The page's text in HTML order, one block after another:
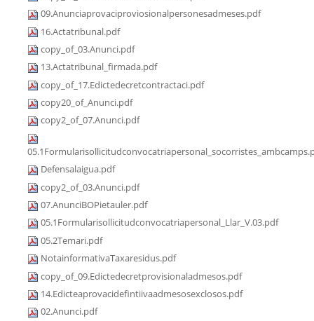
09.Anunciaprovaciproviosionalpersonesadmeses.pdf
16.Actatribunal.pdf
copy_of_03.Anunci.pdf
13.Actatribunal_firmada.pdf
copy_of_17.Edictedecretcontractaci.pdf
copy20_of_Anunci.pdf
copy2_of_07.Anunci.pdf
Defensalaigua.pdf
copy2_of_03.Anunci.pdf
07.AnunciBOPietauler.pdf
05.1Formularisollicitudconvocatriapersonal_Llar_V.03.pdf
05.2Temari.pdf
NotainformativaTaxaresidus.pdf
copy_of_09.Edictedecretprovisionaladmesos.pdf
14.Edicteaprovacidefintiivaadmesosexclosos.pdf
02.Anunci.pdf